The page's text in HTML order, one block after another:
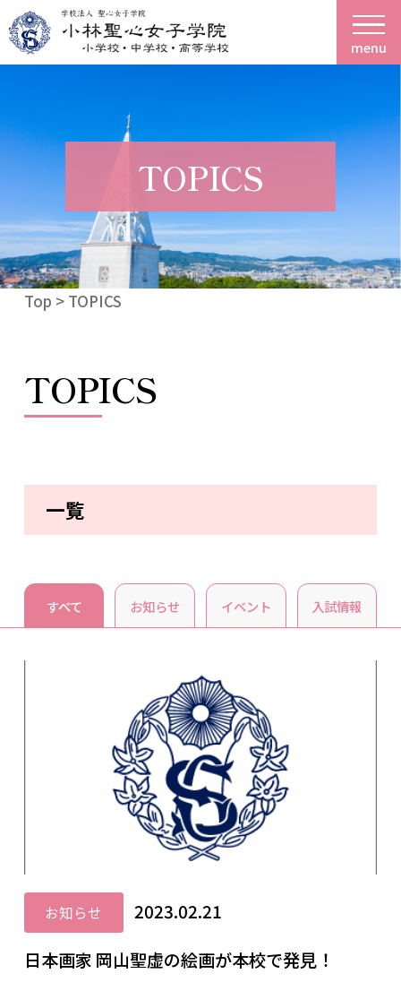
menu
TOPICS
Top > TOPICS
TOPICS
一覧
すべて お知らせ イベント 入試情報
お知らせ
2023.02.21
日本画家 岡山聖虚の絵画が本校で発見！